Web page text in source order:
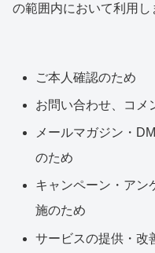
の範囲内において利用し
ご本人確認のため
お問い合わせ、コメ
メールマガジン・
のため
キャンペーン・アン
施のため
サービスの提供・改